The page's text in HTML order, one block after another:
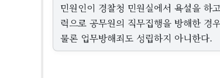
민원인이 경찰청 민원실에서 욕설을 하
력으로 공무원의 직무집행을 방해한 경
물론 업무방해죄도 성립하지 아니한다.